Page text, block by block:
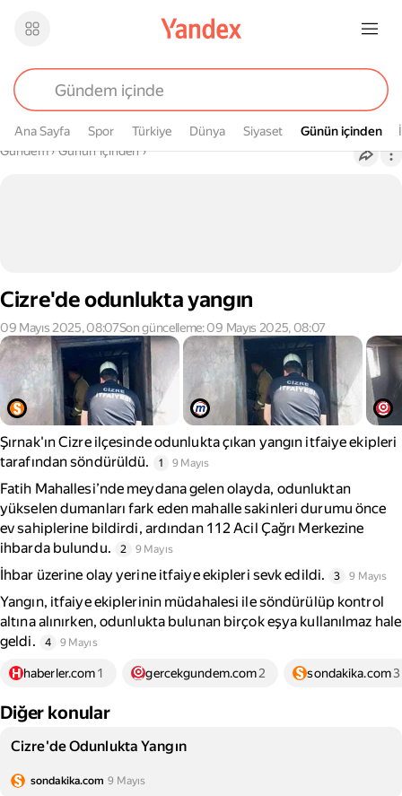
Ana Sayfa Spor Türkiye Dünya Siyaset Günün içinden
Günün içinden
Buradasın
Gündem› Günün içinden›
Cizre'de odunlukta yangın
09 Mayıs 2025, 08:07Son güncelleme: 09 Mayıs 2025, 08:07
Şırnak'ın Cizre ilçesinde odunlukta çıkan yangın itfaiye ekipleri
tarafından söndürüldü.
1 9 Mayıs
Fatih Mahallesi’nde meydana gelen olayda, odunluktan
yükselen dumanları fark eden mahalle sakinleri durumu önce
ev sahiplerine bildirdi, ardından 112 Acil Çağrı Merkezine
ihbarda bulundu.
2 9 Mayıs
İhbar üzerine olay yerine itfaiye ekipleri sevk edildi. 3 9 Mayıs
Yangın, itfaiye ekiplerinin müdahalesi ile söndürülüp kontrol
altına alınırken, odunlukta bulunan birçok eşya kullanılmaz hale
geldi.
4 9 Mayıs
haberler.com1 gercekgundem.com2 sondakika.com3
Diğer konular
Cizre'de Odunlukta Yangın
sondakika.com 9 Mayıs